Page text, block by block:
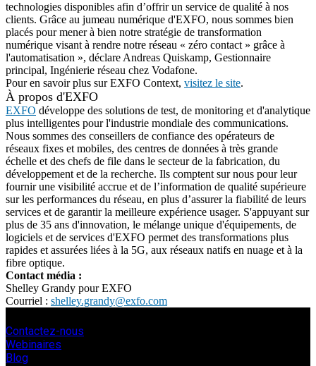
technologies disponibles afin d’offrir un service de qualité à nos
clients. Grâce au jumeau numérique d'EXFO, nous sommes bien
placés pour mener à bien notre stratégie de transformation
numérique visant à rendre notre réseau « zéro contact » grâce à
l'automatisation », déclare Andreas Quiskamp, Gestionnaire
principal, Ingénierie réseau chez Vodafone.
Pour en savoir plus sur EXFO Context, visitez le site.
À propos d'EXFO
EXFO développe des solutions de test, de monitoring et d'analytique
plus intelligentes pour l'industrie mondiale des communications.
Nous sommes des conseillers de confiance des opérateurs de
réseaux fixes et mobiles, des centres de données à très grande
échelle et des chefs de file dans le secteur de la fabrication, du
développement et de la recherche. Ils comptent sur nous pour leur
fournir une visibilité accrue et de l’information de qualité supérieure
sur les performances du réseau, en plus d’assurer la fiabilité de leurs
services et de garantir la meilleure expérience usager. S'appuyant sur
plus de 35 ans d'innovation, le mélange unique d'équipements, de
logiciels et de services d'EXFO permet des transformations plus
rapides et assurées liées à la 5G, aux réseaux natifs en nuage et à la
fibre optique.
Contact média :
Shelley Grandy pour EXFO
Courriel : shelley.grandy@exfo.com
Contactez-nous
Webinaires
Blog